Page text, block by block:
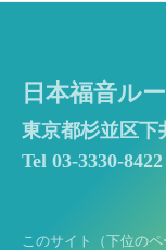
日本福音ル
東京都杉並区下
Tel 03-3330-8422
このサイト（下位の